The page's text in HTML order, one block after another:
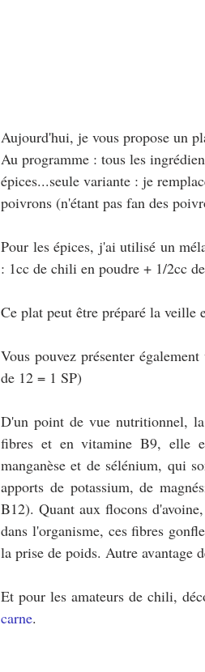
Aujourd'hui, je vous propose un
Au programme : tous les
épices...seule variante : je
poivrons (n'étant pas fan des
Pour les épices, j'ai utilisé un
: 1cc de chili en poudre + 1/2cc
Ce plat peut être préparé la veille
Vous pouvez présenter
de 12 = 1 SP)
D'un point de vue nutritionnel,
fibres et en vitamine B9, elle
manganèse et de sélénium, qui
apports de potassium, de
B12). Quant aux flocons
dans l'organisme, ces fibres
la prise de poids. Autre avantage
Et pour les amateurs de chili,
carne.